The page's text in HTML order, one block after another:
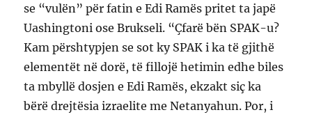
se “vulën” për fatin e Edi Ramës pritet ta japë
Uashingtoni ose Brukseli. “Çfarë bën SPAK-u?
Kam përshtypjen se sot ky SPAK i ka të gjithë
elementët në dorë, të fillojë hetimin edhe biles
ta mbyllë dosjen e Edi Ramës, ekzakt siç ka
bërë drejtësia izraelite me Netanyahun. Por, i